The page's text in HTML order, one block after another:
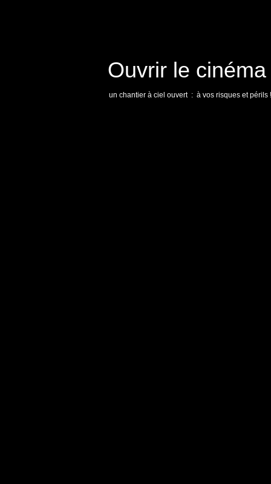
Ouvrir le cinéma
un chantier à ciel ouvert : à vos risques et périls !